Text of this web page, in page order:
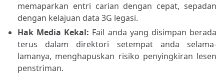
memaparkan entri carian dengan cepat, sepadan
dengan kelajuan data 3G legasi.
Hak Media Kekal: Fail anda yang disimpan berada
terus dalam direktori setempat anda selama-
lamanya, menghapuskan risiko penyingkiran lesen
penstriman.